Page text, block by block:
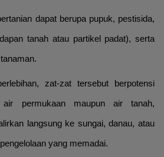
dapat berupa pupuk, pestisida,
tanah atau partikel padat), serta
zat-zat tersebut berpotensi
air permukaan maupun air tanah,
langsung ke sungai, danau, atau
yang memadai.